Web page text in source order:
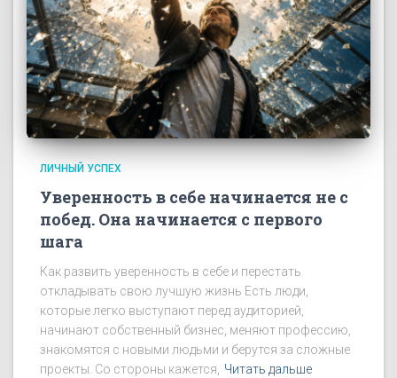
ЛИЧНЫЙ УСПЕХ
Уверенность в себе начинается не с
побед. Она начинается с первого
шага
Как развить уверенность в себе и перестать
откладывать свою лучшую жизнь Есть люди,
которые легко выступают перед аудиторией,
начинают собственный бизнес, меняют профессию,
знакомятся с новыми людьми и берутся за сложные
проекты. Со стороны кажется, Читать дальше